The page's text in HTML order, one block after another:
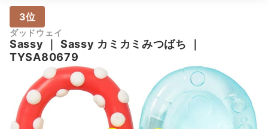
3位
ダッドウェイ
Sassy ｜ Sassy カミカミみつばち ｜
TYSA80679